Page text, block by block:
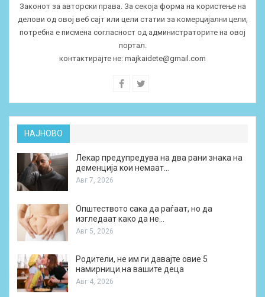
Законот за авторски права. За секоја форма на користење на
делови од овој веб сајт или цели статии за комерцијални цели,
потребна е писмена согласност од администраторите на овој
портал.
контактирајте не: majkaidete@gmail.com
НАЈНОВО
Лекар предупредува на два рани знака на
деменција кои немаат…
Авг 7, 2026
Општеството сака да раѓаат, но да
изгледаат како да не…
Авг 5, 2026
Родители, не им ги давајте овие 5
намирници на вашите деца
Авг 4, 2026